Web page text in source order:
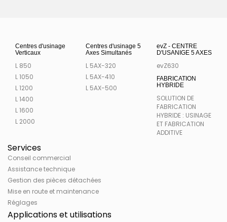
Centres d'usinage
Verticaux
L 850
L 1050
L 1200
L 1400
L 1600
L 2000
Centres d'usinage 5
Axes Simultanés
L 5AX-320
L 5AX-410
L 5AX-500
evZ - CENTRE
D'USANIGE 5 AXES
evZ630
FABRICATION
HYBRIDE
SOLUTION DE
FABRICATION
HYBRIDE : USINAGE
ET FABRICATION
ADDITIVE
Services
Conseil commercial
Assistance technique
Gestion des pièces détachées
Mise en route et maintenance
Réglages
Applications et utilisations